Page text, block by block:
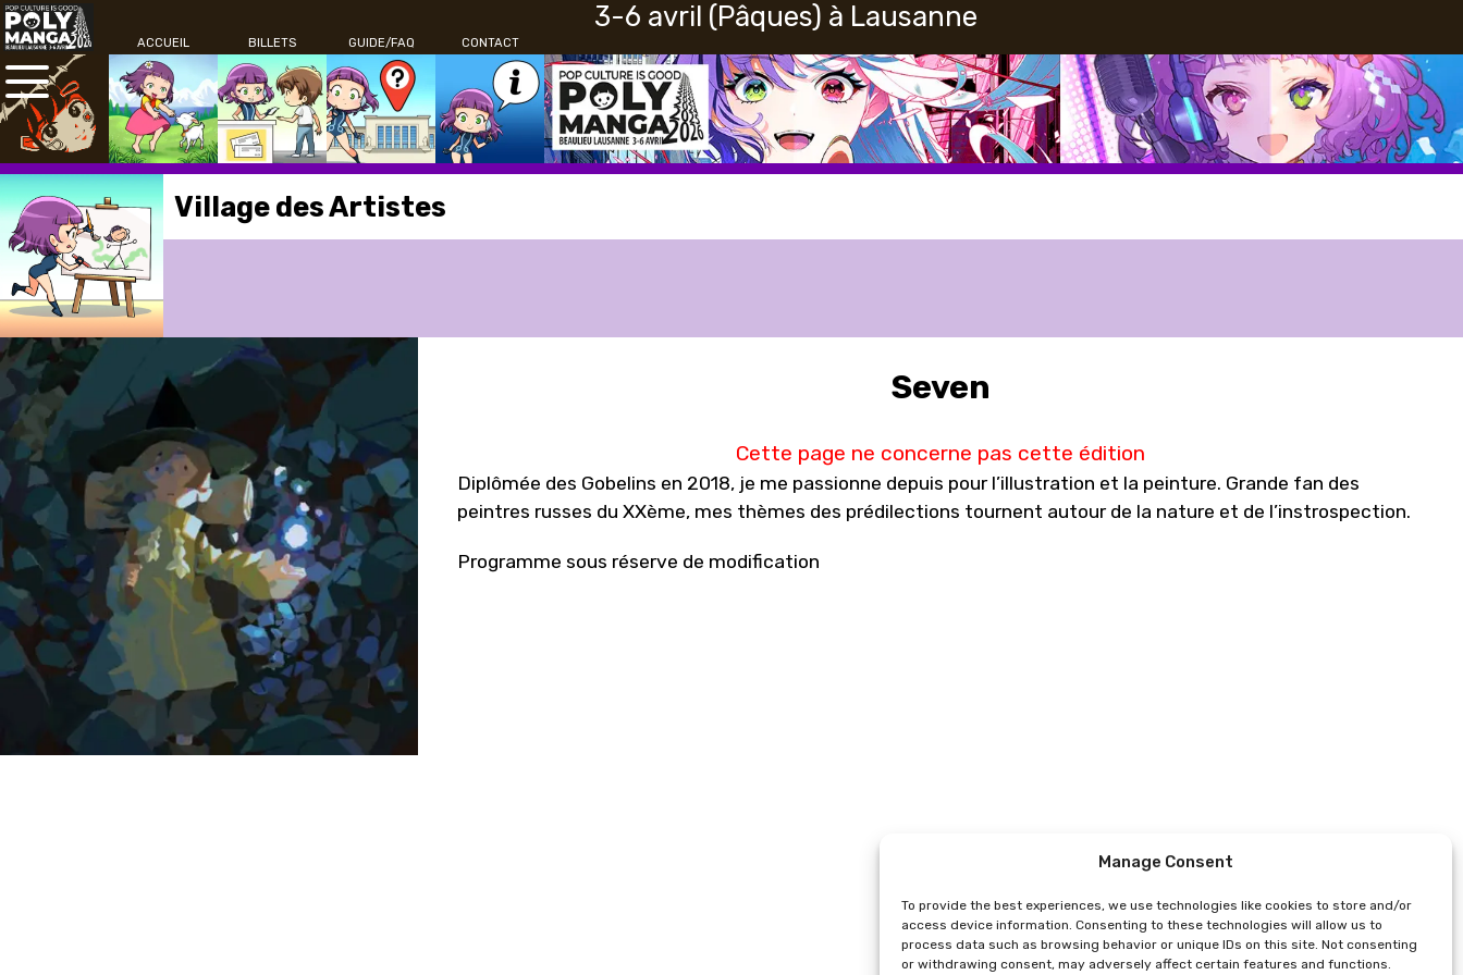
Manage Consent
To provide the best experiences, we use technologies like cookies to store and/or
access device information. Consenting to these technologies will allow us to
process data such as browsing behavior or unique IDs on this site. Not consenting
or withdrawing consent, may adversely affect certain features and functions.
3-6 avril (Pâques) à Lausanne
G
U
E
ACCUEIL BILLETS GUIDE/FAQ CONTACT
Village des Artistes
Seven
Cette page ne concerne pas cette édition
Diplômée des Gobelins en 2018, je me passionne depuis pour l’illustration et la peinture. Grande fan des
peintres russes du XXème, mes thèmes des prédilections tournent autour de la nature et de l’instrospection.
Programme sous réserve de modification